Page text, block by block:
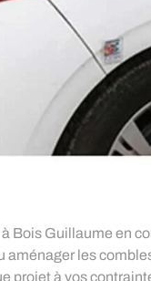
Bois Guillaume en
aménager les
projet à vos